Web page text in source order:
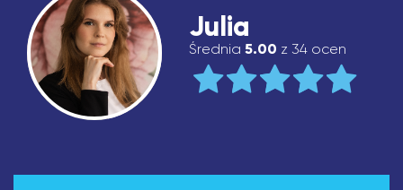
Julia
Średnia 5.00 z 34 ocen